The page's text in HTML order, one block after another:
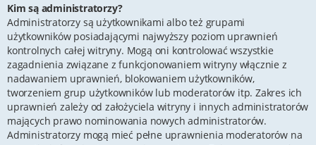
Kim są administratorzy?
Administratorzy są użytkownikami albo też grupami
użytkowników posiadającymi najwyższy poziom uprawnień
kontrolnych całej witryny. Mogą oni kontrolować wszystkie
zagadnienia związane z funkcjonowaniem witryny włącznie z
nadawaniem uprawnień, blokowaniem użytkowników,
tworzeniem grup użytkowników lub moderatorów itp. Zakres ich
uprawnień zależy od założyciela witryny i innych administratorów
mających prawo nominowania nowych administratorów.
Administratorzy mogą mieć pełne uprawnienia moderatorów na